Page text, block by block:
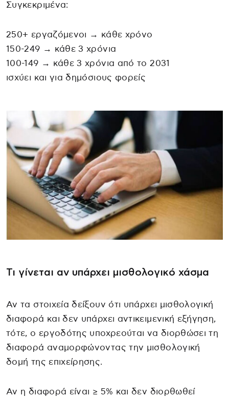
Συγκεκριμένα:
250+ εργαζόμενοι → κάθε χρόνο
150-249 → κάθε 3 χρόνια
100-149 → κάθε 3 χρόνια από το 2031
ισχύει και για δημόσιους φορείς
Τι γίνεται αν υπάρχει μισθολογικό χάσμα
Αν τα στοιχεία δείξουν ότι υπάρχει μισθολογική
διαφορά και δεν υπάρχει αντικειμενική εξήγηση,
τότε, ο εργοδότης υποχρεούται να διορθώσει τη
διαφορά αναμορφώνοντας την μισθολογική
δομή της επιχείρησης.
Αν η διαφορά είναι ≥ 5% και δεν διορθωθεί